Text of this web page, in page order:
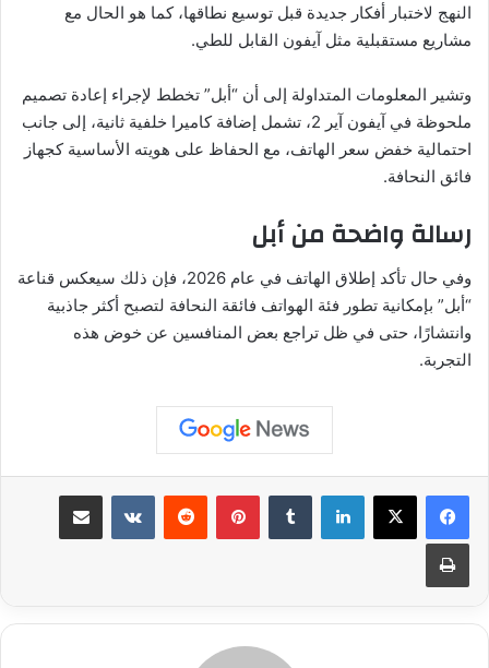
النهج لاختبار أفكار جديدة قبل توسيع نطاقها، كما هو الحال مع
مشاريع مستقبلية مثل آيفون القابل للطي.
وتشير المعلومات المتداولة إلى أن “أبل” تخطط لإجراء إعادة تصميم
ملحوظة في آيفون آير 2، تشمل إضافة كاميرا خلفية ثانية، إلى جانب
احتمالية خفض سعر الهاتف، مع الحفاظ على هويته الأساسية كجهاز
فائق النحافة.
رسالة واضحة من أبل
وفي حال تأكد إطلاق الهاتف في عام 2026، فإن ذلك سيعكس قناعة
“أبل” بإمكانية تطور فئة الهواتف فائقة النحافة لتصبح أكثر جاذبية
وانتشارًا، حتى في ظل تراجع بعض المنافسين عن خوض هذه
التجربة.
لينكدإن بينتيريست مشاركة عبر البريد
طباعة